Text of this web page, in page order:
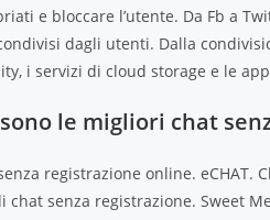
e bloccare l’utente. Da Fb a
dagli utenti. Dalla
i servizi di cloud storage e le
le migliori chat
registrazione online. eCHAT.
chat senza registrazione. Sweet